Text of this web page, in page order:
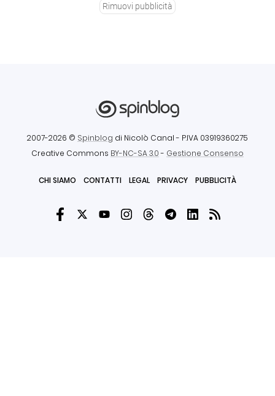
Rimuovi pubblicità
2007-2026 © Spinblog di Nicolò Canal - P.IVA 03919360275
Creative Commons BY-NC-SA 3.0- Gestione Consenso
CHI SIAMO CONTATTI LEGAL PRIVACY PUBBLICITÀ